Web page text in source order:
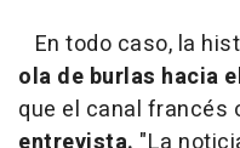
En todo caso, la
ola de burlas hacia
que el canal francés